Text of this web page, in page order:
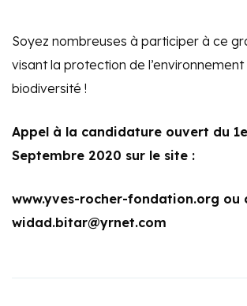
Soyez nombreuses à participer à ce
visant la protection de
biodiversité !
Appel à la candidature ouvert du
Septembre 2020 sur le site :
www.yves-rocher-fondation.org ou
widad.bitar@yrnet.com